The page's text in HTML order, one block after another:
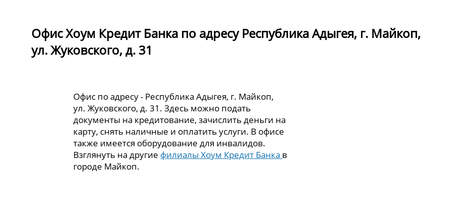
Офис Хоум Кредит Банка по адресу Республика Адыгея, г. Майкоп,
ул. Жуковского, д. 31
Офис по адресу - Республика Адыгея, г. Майкоп,
ул. Жуковского, д. 31. Здесь можно подать
документы на кредитование, зачислить деньги на
карту, снять наличные и оплатить услуги. В офисе
также имеется оборудование для инвалидов.
Взглянуть на другие филиалы Хоум Кредит Банка в
городе Майкоп.